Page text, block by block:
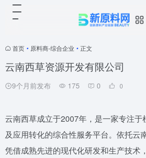
首页 • 原料商-综合企业 • 正文
云南西草资源开发有限公司
9个月前发布 175 0 0
云南西草成立于2007年，是一家专注
及应用转化的综合性服务平台。依托云
凭借成熟先进的现代化研发和生产技术